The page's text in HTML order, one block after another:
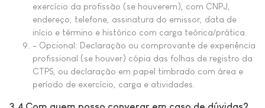
exercício da profissão (se houverem), com CNPJ,
endereço, telefone, assinatura do emissor, data de
início e término e histórico com carga teórica/prática.
- Opcional: Declaração ou comprovante de experiência
profissional (se houver) cópia das folhas de registro da
CTPS, ou declaração em papel timbrado com área e
período de exercício, carga e atividades.